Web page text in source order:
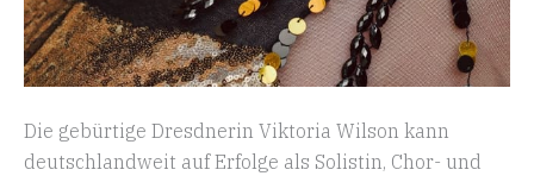
Die gebürtige Dresd­nerin Viktoria Wilson kann
deutsch­landweit auf Erfolge als Solistin, Chor- und